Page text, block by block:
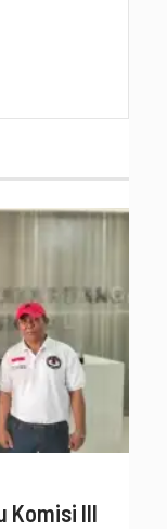
Komisi III